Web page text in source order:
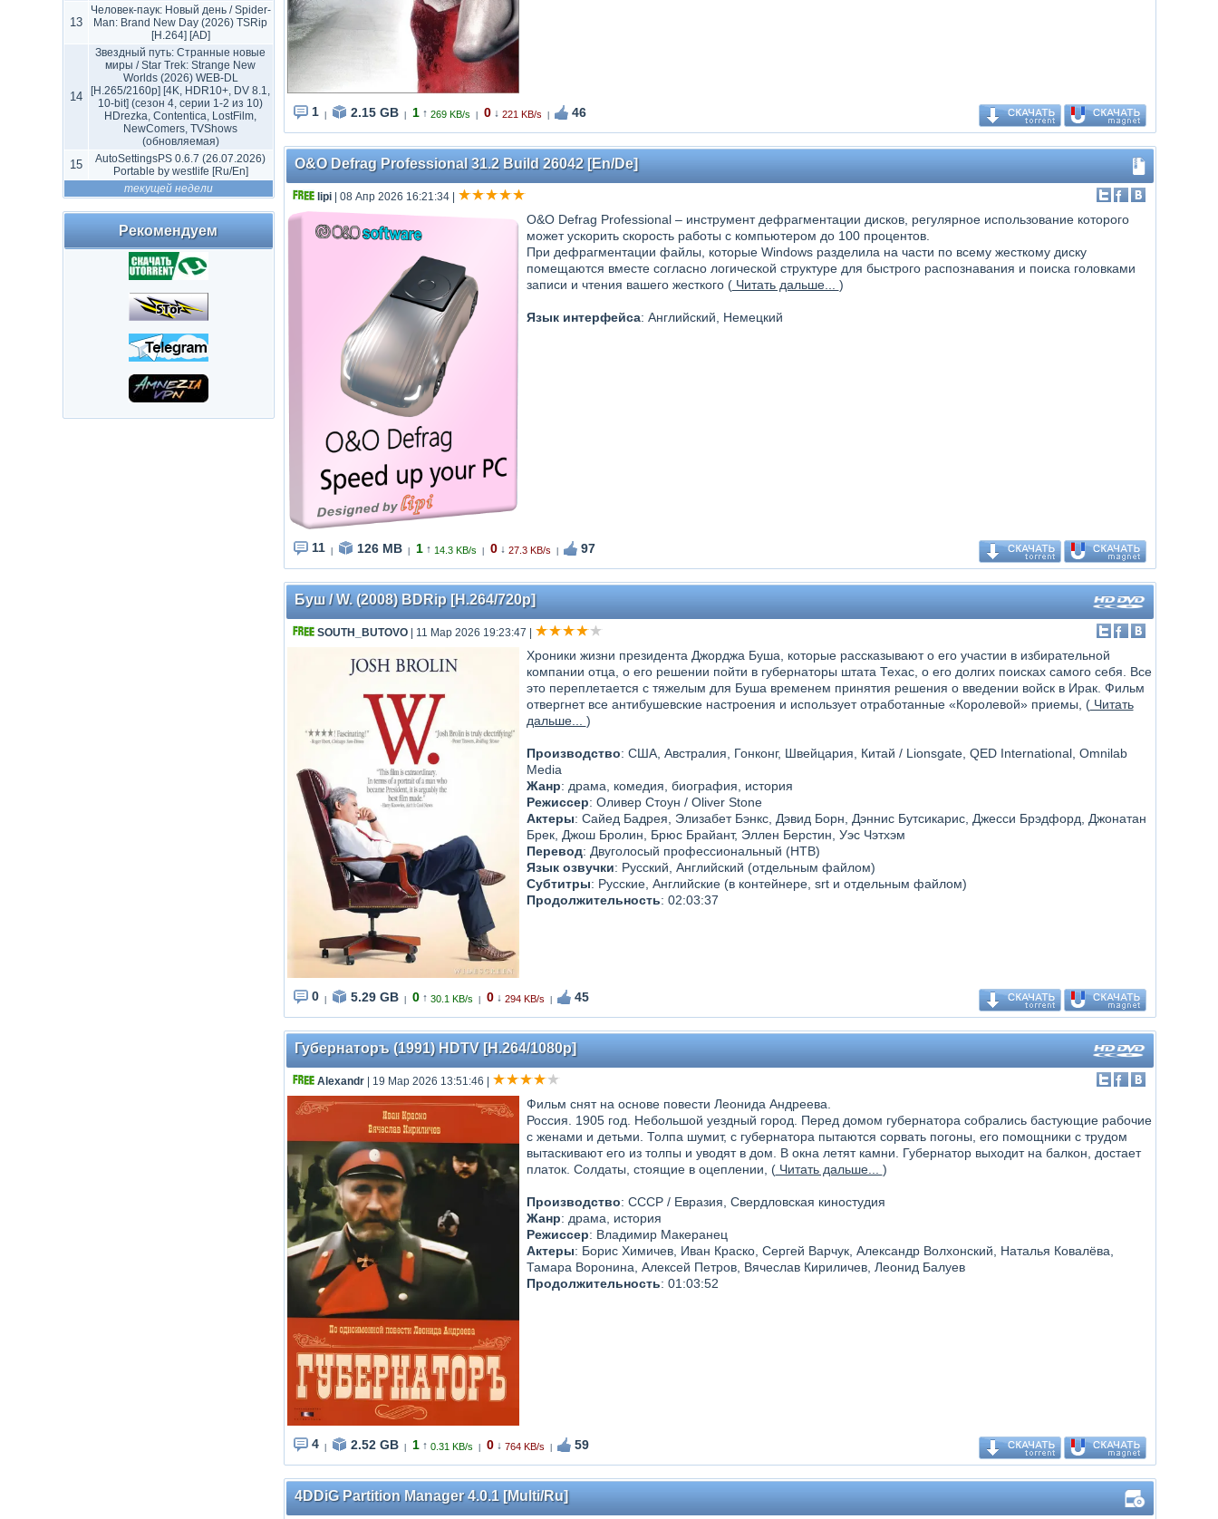
13
Человек-паук: Новый день / Spider-
Man: Brand New Day (2026) TSRip
[H.264] [AD]
14
Звездный путь: Странные новые
миры / Star Trek: Strange New
Worlds (2026) WEB-DL
[H.265/2160p] [4K, HDR10+, DV 8.1,
10-bit] (сезон 4, серии 1-2 из 10)
HDrezka, Contentica, LostFilm,
NewComers, TVShows
(обновляемая)
15
AutoSettingsPS 0.6.7 (26.07.2026)
Portable by westlife [Ru/En]
текущей недели
Рекомендуем
1 2.15 GB 1 ↑ 269 KB/s 0 ↓ 221 KB/s 46
O&O Defrag Professional 31.2 Build 26042 [En/De]
lipi| 08 Апр 2026 16:21:34|
O&O Defrag Professional – инструмент дефрагментации дисков, регулярное использование которого
может ускорить скорость работы с компьютером до 100 процентов.
При дефрагментации файлы, которые Windows разделила на части по всему жесткому диску
помещаются вместе согласно логической структуре для быстрого распознавания и поиска головками
записи и чтения вашего жесткого (Читать дальше... )
Язык интерфейса: Английский, Немецкий
11 126 MB 1 ↑ 14.3 KB/s 0 ↓ 27.3 KB/s 97
Буш / W. (2008) BDRip [H.264/720p]
SOUTH_BUTOVO| 11 Мар 2026 19:23:47
Хроники жизни президента Джорджа Буша, которые рассказывают о его участии в избирательной
компании отца, о его решении пойти в губернаторы штата Техас, о его долгих поисках самого себя. Все
это перeплетается с тяжелым для Буша временем принятия решения о введении войск в Ирак. Фильм
отвергнет все антибушевские настроения и использует отработанные «Королевой» приемы, (Читать
дальше... )
Производство: США, Австралия, Гонконг, Швейцария, Китай / Lionsgate, QED International, Omnilab
Media
Жанр: драма, комедия, биография, история
Режиссер: Оливер Стоун / Oliver Stone
Актеры: Сайед Бадрея, Элизабет Бэнкс, Дэвид Борн, Дэннис Бутсикарис, Джесси Брэдфорд, Джонатан
Брек, Джош Бролин, Брюс Брайант, Эллен Берстин, Уэс Чэтхэм
Перевод: Двуголосый профессиональный (НТВ)
Язык озвучки: Русский, Английский (отдельным файлом)
Субтитры: Русские, Английские (в контейнере, srt и отдельным файлом)
Продолжительность: 02:03:37
0 5.29 GB 0 ↑ 30.1 KB/s 0 ↓ 294 KB/s 45
Губернаторъ (1991) HDTV [H.264/1080p]
Аlехаndr| 19 Мар 2026 13:51:46
Фильм снят на основе повести Леонида Андреева.
Россия. 1905 год. Небольшой уездный город. Перед домом губернатора собрались бастующие рабочие
с женами и детьми. Толпа шумит, с губернатора пытаются сорвать погоны, его помощники с трудом
вытаскивают его из толпы и уводят в дом. В окна летят камни. Губернатор выходит на балкон, достает
платок. Солдаты, стоящие в оцеплении, (Читать дальше... )
Производство: СССР / Евразия, Свердловская киностудия
Жанр: драма, история
Режиссер: Владимир Макеранец
Актеры: Борис Химичев, Иван Краско, Сергей Варчук, Александр Волхонский, Наталья Ковалёва,
Тамара Воронина, Алексей Петров, Вячеслав Кириличев, Леонид Балуев
Продолжительность: 01:03:52
4 2.52 GB 1 ↑ 0.31 KB/s 0 ↓ 764 KB/s 59
4DDiG Partition Manager 4.0.1 [Multi/Ru]